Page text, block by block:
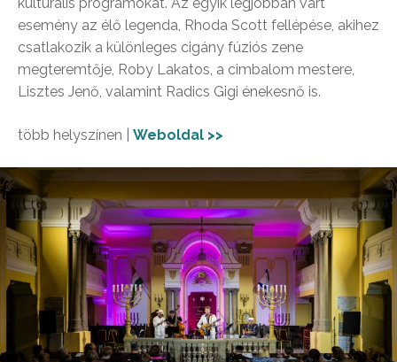
esemény az élő legenda, Rhoda Scott fellépése, akihez
csatlakozik a különleges cigány fúziós zene
megteremtője, Roby Lakatos, a cimbalom mestere,
Lisztes Jenő, valamint Radics Gigi énekesnő is.
több helyszínen | Weboldal >>